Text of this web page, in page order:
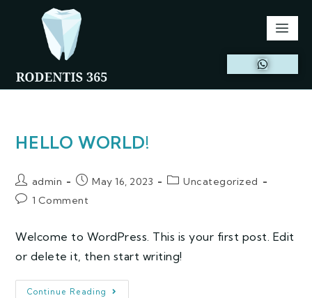
HELLO WORLD!
admin May 16, 2023
Uncategorized
1 Comment
Welcome to WordPress. This is your first post. Edit
or delete it, then start writing!
Continue Reading